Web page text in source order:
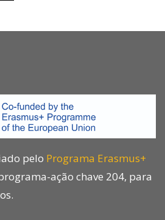
pelo Programa Erasmus+
ação chave 204, para